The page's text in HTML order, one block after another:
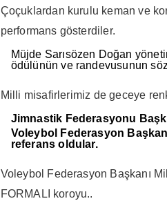
Çoçuklardan kurulu keman ve
performans gösterdiler.
Müjde Sarısözen Doğan
ödülünün ve randevusunun
Milli misafirlerimiz de geceye
Jimnastik Federasyonu
Voleybol Federasyon
referans oldular.
Voleybol Federasyon Başkanı
FORMALI koroyu..